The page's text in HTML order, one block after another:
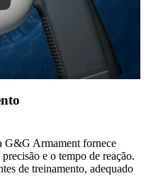
G&G Armament fornece
e o tempo de reação.
de treinamento, adequado